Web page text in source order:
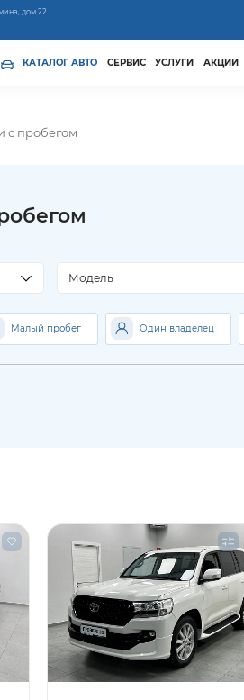
дом 22
КАТАЛОГ АВТО СЕРВИС УСЛУГИ АКЦИИ
с пробегом
Модель
Малый пробег Один владелец